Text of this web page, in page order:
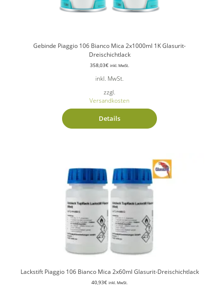
Gebinde Piaggio 106 Bianco Mica 2x1000ml 1K Glasurit-
Dreischichtlack
358,03€ inkl. MwSt.
inkl. MwSt.
zzgl.
Versandkosten
Details
Lackstift Piaggio 106 Bianco Mica 2x60ml Glasurit-Dreischichtlack
40,93€ inkl. MwSt.